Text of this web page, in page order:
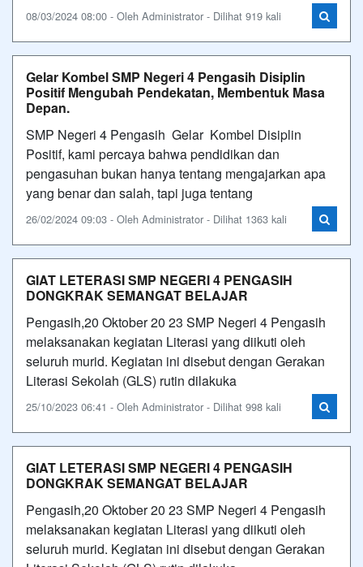
08/03/2024 08:00 - Oleh Administrator - Dilihat 919 kali
Gelar Kombel SMP Negeri 4 Pengasih Disiplin
Positif Mengubah Pendekatan, Membentuk Masa
Depan.
SMP Negeri 4 Pengasih Gelar Kombel Disiplin
Positif, kami percaya bahwa pendidikan dan
pengasuhan bukan hanya tentang mengajarkan apa
yang benar dan salah, tapi juga tentang
26/02/2024 09:03 - Oleh Administrator - Dilihat 1363 kali
GIAT LETERASI SMP NEGERI 4 PENGASIH
DONGKRAK SEMANGAT BELAJAR
Pengasih,20 Oktober 20 23 SMP Negeri 4 Pengasih
melaksanakan kegiatan Literasi yang diikuti oleh
seluruh murid. Kegiatan ini disebut dengan Gerakan
Literasi Sekolah (GLS) rutin dilakuka
25/10/2023 06:41 - Oleh Administrator - Dilihat 998 kali
GIAT LETERASI SMP NEGERI 4 PENGASIH
DONGKRAK SEMANGAT BELAJAR
Pengasih,20 Oktober 20 23 SMP Negeri 4 Pengasih
melaksanakan kegiatan Literasi yang diikuti oleh
seluruh murid. Kegiatan ini disebut dengan Gerakan